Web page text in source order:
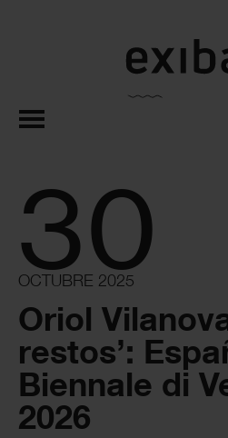
30
OCTUBRE 2025
Oriol
restos’:
Biennale di
2026